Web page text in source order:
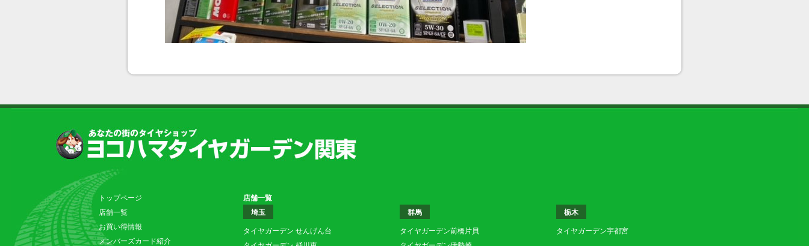
トップページ
店舗一覧
お買い得情報
メンバーズカード紹介
店舗一覧
埼玉
タイヤガーデン せんげん台
群馬
タイヤガーデン前橋片貝
栃木
タイヤガーデン宇都宮